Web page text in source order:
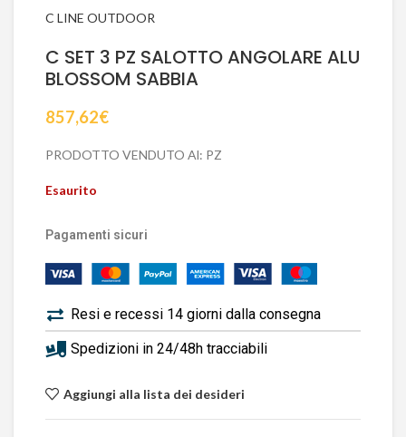
C LINE OUTDOOR
C SET 3 PZ SALOTTO ANGOLARE ALU
BLOSSOM SABBIA
857,62€
PRODOTTO VENDUTO Al: PZ
Esaurito
Pagamenti sicuri
Resi e recessi 14 giorni dalla consegna
Spedizioni in 24/48h tracciabili
Aggiungi alla lista dei desideri